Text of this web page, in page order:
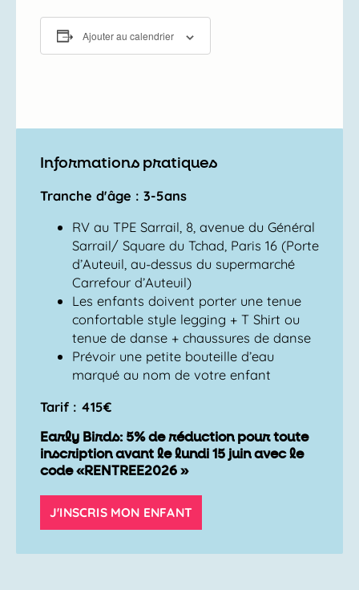
Ajouter au calendrier
Informations pratiques
Tranche d'âge : 3-5ans
RV au TPE Sarrail, 8, avenue du Général
Sarrail/ Square du Tchad, Paris 16 (Porte
d’Auteuil, au-dessus du supermarché
Carrefour d’Auteuil)
Les enfants doivent porter une tenue
confortable style legging + T Shirt ou
tenue de danse + chaussures de danse
Prévoir une petite bouteille d’eau
marqué au nom de votre enfant
Tarif : 415€
Early Birds: 5% de réduction pour toute
inscription avant le lundi 15 juin avec le
code «RENTREE2026 »
J'INSCRIS MON ENFANT